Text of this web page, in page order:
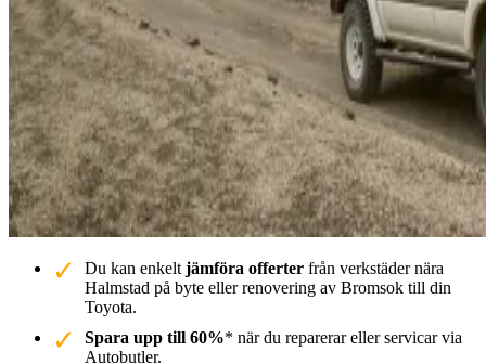
Du kan enkelt jämföra offerter från verkstäder nära
Halmstad på byte eller renovering av Bromsok till din
Toyota.
Spara upp till 60%* när du reparerar eller servicar via
Autobutler.